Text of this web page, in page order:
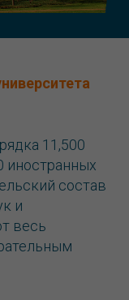
11,500
иностранных
состав
и
весь